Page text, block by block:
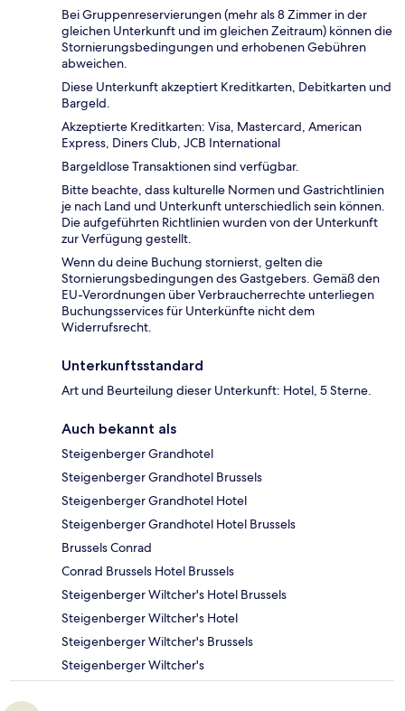
Bei Gruppenreservierungen (mehr als 8 Zimmer in der
gleichen Unterkunft und im gleichen Zeitraum) können die
Stornierungsbedingungen und erhobenen Gebühren
abweichen.
Diese Unterkunft akzeptiert Kreditkarten, Debitkarten und
Bargeld.
Akzeptierte Kreditkarten: Visa, Mastercard, American
Express, Diners Club, JCB International
Bargeldlose Transaktionen sind verfügbar.
Bitte beachte, dass kulturelle Normen und Gastrichtlinien
je nach Land und Unterkunft unterschiedlich sein können.
Die aufgeführten Richtlinien wurden von der Unterkunft
zur Verfügung gestellt.
Wenn du deine Buchung stornierst, gelten die
Stornierungsbedingungen des Gastgebers. Gemäß den
EU-Verordnungen über Verbraucherrechte unterliegen
Buchungsservices für Unterkünfte nicht dem
Widerrufsrecht.
Unterkunftsstandard
Art und Beurteilung dieser Unterkunft: Hotel, 5 Sterne.
Auch bekannt als
Steigenberger Grandhotel
Steigenberger Grandhotel Brussels
Steigenberger Grandhotel Hotel
Steigenberger Grandhotel Hotel Brussels
Brussels Conrad
Conrad Brussels Hotel Brussels
Steigenberger Wiltcher's Hotel Brussels
Steigenberger Wiltcher's Hotel
Steigenberger Wiltcher's Brussels
Steigenberger Wiltcher's